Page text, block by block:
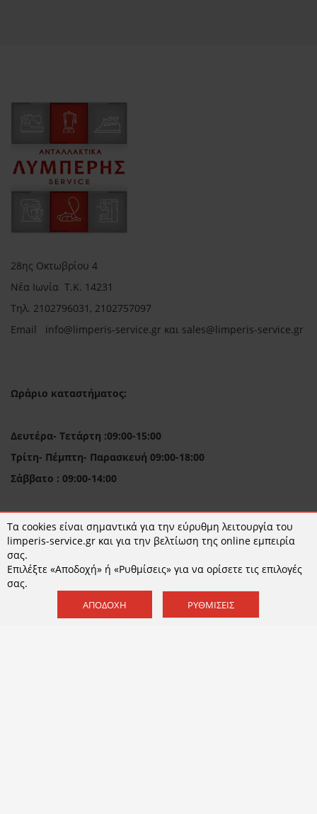
28ης Οκτωβρίου 4
Νέα Ιωνία Τ.Κ. 14231
Τηλ. 2102796031, 2102757097
Email info@limperis-service.gr και sales@limperis-service.gr
Ωράριο καταστήματος:
Δευτέρα- Τετάρτη :09:00-15:00
Τρίτη- Πέμπτη- Παρασκευή 09:00-18:00
Σάββατο : 09:00-14:00
ΧΡΗΣΙΜΑ
Τρόποι παραγγελίας
Τρόποι αποστολής
Τα cookies είναι σημαντικά για την εύρυθμη λειτουργία του
limperis-service.gr και για την βελτίωση της online εμπειρία
σας.
Επιλέξτε «Αποδοχή» ή «Ρυθμίσεις» για να ορίσετε τις επιλογές
σας.
ΑΠΟΔΟΧΉ ΡΥΘΜΊΣΕΙΣ